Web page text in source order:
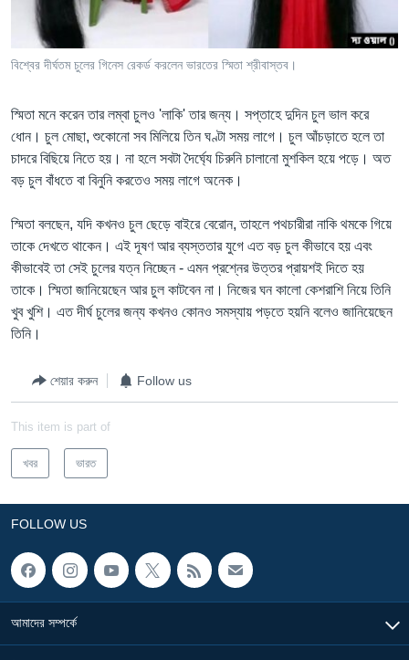
বিশ্বের দীর্ঘতম চুলের গিনেস রেকর্ড করলেন ভারতের স্মিতা শ্রীবাস্তব।
স্মিতা মনে করেন তার লম্বা চুলও 'লাকি' তার জন্য। সপ্তাহে দুদিন চুল ভাল করে
ধোন। চুল মোছা, শুকোনো সব মিলিয়ে তিন ঘণ্টা সময় লাগে। চুল আঁচড়াতে হলে তা
চাদরে বিছিয়ে নিতে হয়। না হলে সবটা দৈর্ঘ্যে চিরুনি চালানো মুশকিল হয়ে পড়ে। অত
বড় চুল বাঁধতে বা বিনুনি করতেও সময় লাগে অনেক।
স্মিতা বলছেন, যদি কখনও চুল ছেড়ে বাইরে বেরোন, তাহলে পথচারীরা নাকি থমকে গিয়ে
তাকে দেখতে থাকেন। এই দূষণ আর ব্যস্ততার যুগে এত বড় চুল কীভাবে হয় এবং
কীভাবেই তা সেই চুলের যত্ন নিচ্ছেন - এমন প্রশ্নের উত্তর প্রায়শই দিতে হয়
তাকে। স্মিতা জানিয়েছেন আর চুল কাটবেন না। নিজের ঘন কালো কেশরাশি নিয়ে তিনি
খুব খুশি। এত দীর্ঘ চুলের জন্য কখনও কোনও সমস্যায় পড়তে হয়নি বলেও জানিয়েছেন
তিনি।
শেয়ার করুন Follow us
This item is part of
খবর ভারত
FOLLOW US
আমাদের সম্পর্কে